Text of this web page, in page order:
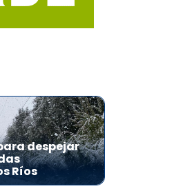
despejar
Ríos